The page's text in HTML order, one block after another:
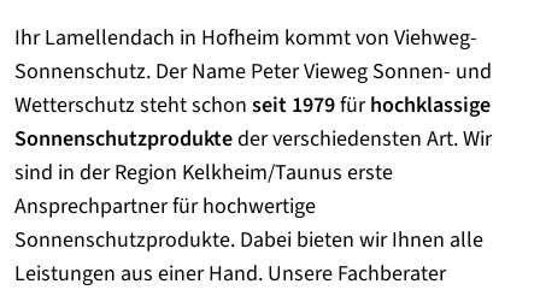
Ihr Lamellendach in Hofheim kommt von Viehweg-
Sonnenschutz. Der Name Peter Vieweg Sonnen- und
Wetterschutz steht schon seit 1979fürhochklassige
Sonnenschutzprodukteder verschiedensten Art. Wir
sind in der Region Kelkheim/Taunus erste
Ansprechpartner für hochwertige
Sonnenschutzprodukte. Dabei bieten wir Ihnen alle
Leistungen aus einer Hand. Unsere Fachberater